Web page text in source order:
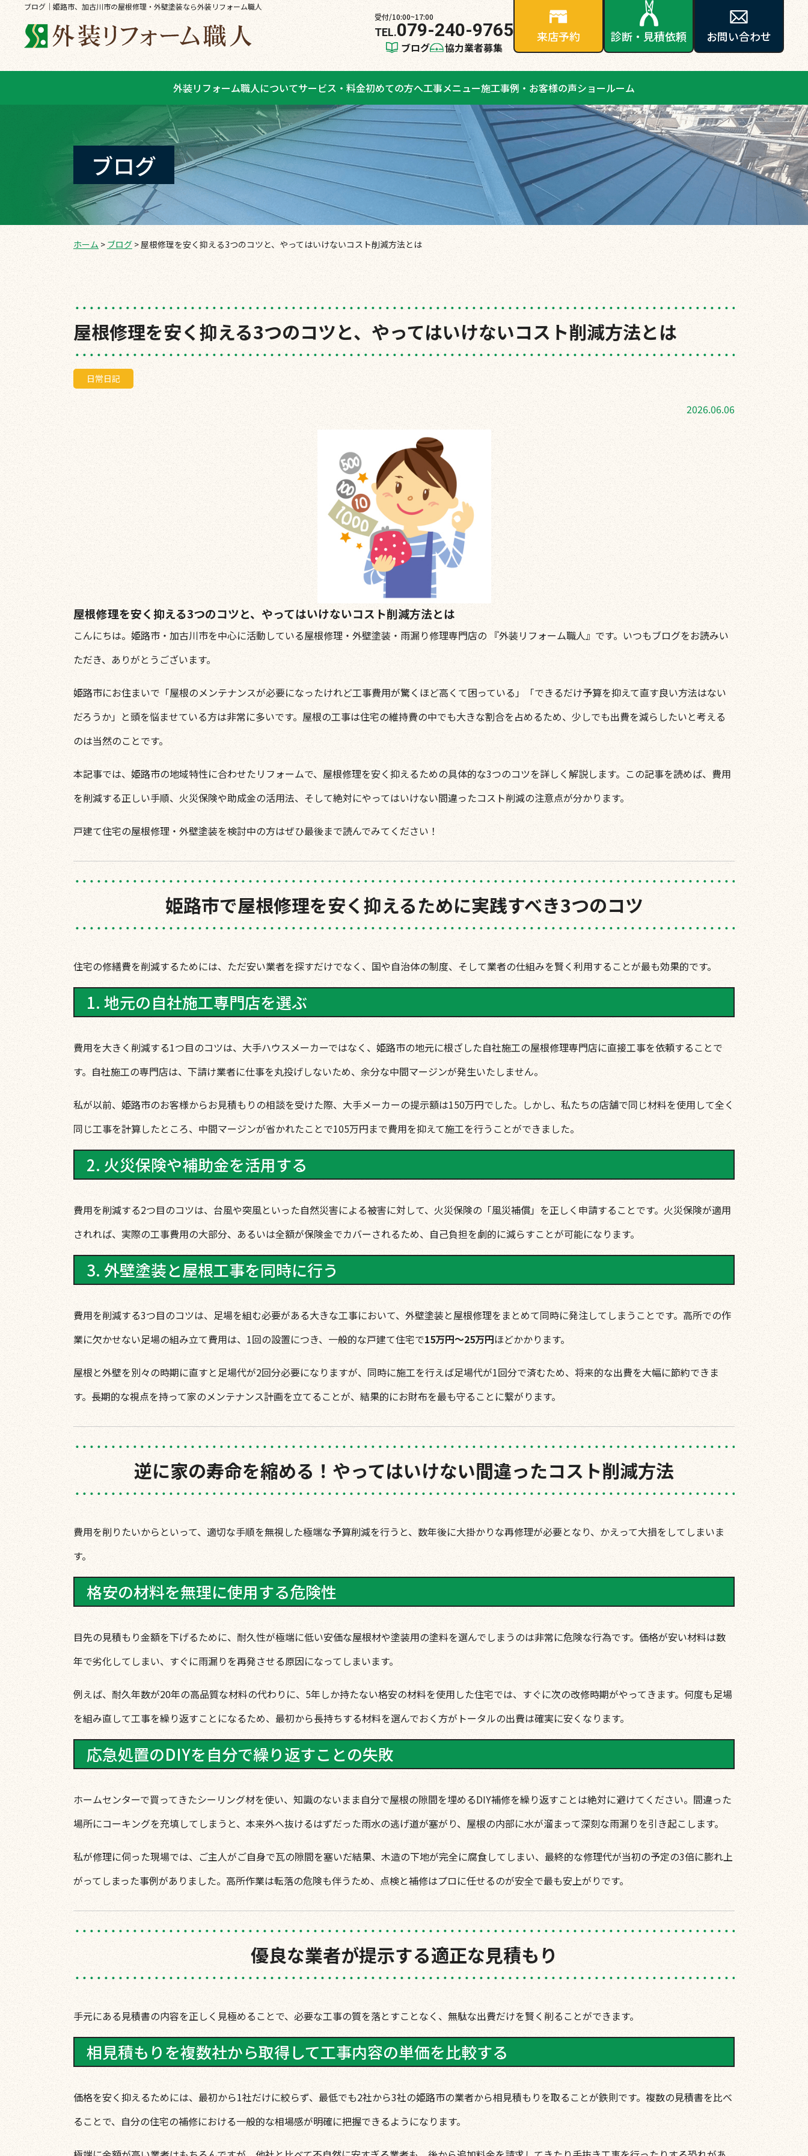
ブログ｜姫路市、加古川市の屋根修理・外壁塗装なら外装リフォーム職人
受付/10:00~17:00
079-240-9765
ブログ 協力業者募集
来店予約 診断・見積依頼 お問い合わせ
外装リフォーム職人についてサービス・料金初めての方へ工事メニュー施工事例・お客様の声ショールーム
ブログ
ホーム > ブログ >屋根修理を安く抑える3つのコツと、やってはいけないコスト削減方法とは
屋根修理を安く抑える3つのコツと、やってはいけないコスト削減方法とは
日常日記
2026.06.06
屋根修理を安く抑える3つのコツと、やってはいけないコスト削減方法とは
こんにちは。姫路市・加古川市を中心に活動している屋根修理・外壁塗装・雨漏り修理専門店の 『外装リフォーム職人』です。いつもブログをお読みい
ただき、ありがとうございます。
姫路市にお住まいで「屋根のメンテナンスが必要になったけれど工事費用が驚くほど高くて困っている」「できるだけ予算を抑えて直す良い方法はない
だろうか」と頭を悩ませている方は非常に多いです。屋根の工事は住宅の維持費の中でも大きな割合を占めるため、少しでも出費を減らしたいと考える
のは当然のことです。
本記事では、姫路市の地域特性に合わせたリフォームで、屋根修理を安く抑えるための具体的な3つのコツを詳しく解説します。この記事を読めば、費用
を削減する正しい手順、火災保険や助成金の活用法、そして絶対にやってはいけない間違ったコスト削減の注意点が分かります。
戸建て住宅の屋根修理・外壁塗装を検討中の方はぜひ最後まで読んでみてください！
姫路市で屋根修理を安く抑えるために実践すべき3つのコツ
住宅の修繕費を削減するためには、ただ安い業者を探すだけでなく、国や自治体の制度、そして業者の仕組みを賢く利用することが最も効果的です。
1. 地元の自社施工専門店を選ぶ
費用を大きく削減する1つ目のコツは、大手ハウスメーカーではなく、姫路市の地元に根ざした自社施工の屋根修理専門店に直接工事を依頼することで
す。自社施工の専門店は、下請け業者に仕事を丸投げしないため、余分な中間マージンが発生いたしません。
私が以前、姫路市のお客様からお見積もりの相談を受けた際、大手メーカーの提示額は150万円でした。しかし、私たちの店舗で同じ材料を使用して全く
同じ工事を計算したところ、中間マージンが省かれたことで105万円まで費用を抑えて施工を行うことができました。
2. 火災保険や補助金を活用する
費用を削減する2つ目のコツは、台風や突風といった自然災害による被害に対して、火災保険の「風災補償」を正しく申請することです。火災保険が適用
されれば、実際の工事費用の大部分、あるいは全額が保険金でカバーされるため、自己負担を劇的に減らすことが可能になります。
3. 外壁塗装と屋根工事を同時に行う
費用を削減する3つ目のコツは、足場を組む必要がある大きな工事において、外壁塗装と屋根修理をまとめて同時に発注してしまうことです。高所での作
業に欠かせない足場の組み立て費用は、1回の設置につき、一般的な戸建て住宅で15万円〜25万円ほどかかります。
屋根と外壁を別々の時期に直すと足場代が2回分必要になりますが、同時に施工を行えば足場代が1回分で済むため、将来的な出費を大幅に節約できま
す。長期的な視点を持って家のメンテナンス計画を立てることが、結果的にお財布を最も守ることに繋がります。
逆に家の寿命を縮める！やってはいけない間違ったコスト削減方法
費用を削りたいからといって、適切な手順を無視した極端な予算削減を行うと、数年後に大掛かりな再修理が必要となり、かえって大損をしてしまいま
す。
格安の材料を無理に使用する危険性
目先の見積もり金額を下げるために、耐久性が極端に低い安価な屋根材や塗装用の塗料を選んでしまうのは非常に危険な行為です。価格が安い材料は数
年で劣化してしまい、すぐに雨漏りを再発させる原因になってしまいます。
例えば、耐久年数が20年の高品質な材料の代わりに、5年しか持たない格安の材料を使用した住宅では、すぐに次の改修時期がやってきます。何度も足場
を組み直して工事を繰り返すことになるため、最初から長持ちする材料を選んでおく方がトータルの出費は確実に安くなります。
応急処置のDIYを自分で繰り返すことの失敗
ホームセンターで買ってきたシーリング材を使い、知識のないまま自分で屋根の隙間を埋めるDIY補修を繰り返すことは絶対に避けてください。間違った
場所にコーキングを充填してしまうと、本来外へ抜けるはずだった雨水の逃げ道が塞がり、屋根の内部に水が溜まって深刻な雨漏りを引き起こします。
私が修理に伺った現場では、ご主人がご自身で瓦の隙間を塞いだ結果、木造の下地が完全に腐食してしまい、最終的な修理代が当初の予定の3倍に膨れ上
がってしまった事例がありました。高所作業は転落の危険も伴うため、点検と補修はプロに任せるのが安全で最も安上がりです。
優良な業者が提示する適正な見積もり
手元にある見積書の内容を正しく見極めることで、必要な工事の質を落とすことなく、無駄な出費だけを賢く削ることができます。
相見積もりを複数社から取得して工事内容の単価を比較する
価格を安く抑えるためには、最初から1社だけに絞らず、最低でも2社から3社の姫路市の業者から相見積もりを取ることが鉄則です。複数の見積書を比べ
ることで、自分の住宅の補修における一般的な相場感が明確に把握できるようになります。